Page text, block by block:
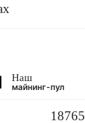
Наш
майнинг-пул
18765